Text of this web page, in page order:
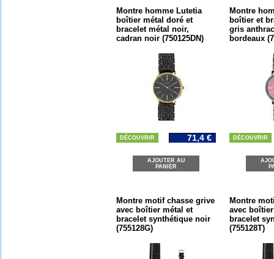
Montre homme Lutetia
boîtier métal doré et
bracelet métal noir,
cadran noir (750125DN)
DÉCOUVRIR 71,4 €
AJOUTER AU
PANIER
Montre
boîtier et
gris
bordeaux
DÉCOUVRIR
Montre motif chasse grive
avec boîtier métal et
bracelet synthétique noir
(755128G)
Montre
avec
bracelet
(755128T)